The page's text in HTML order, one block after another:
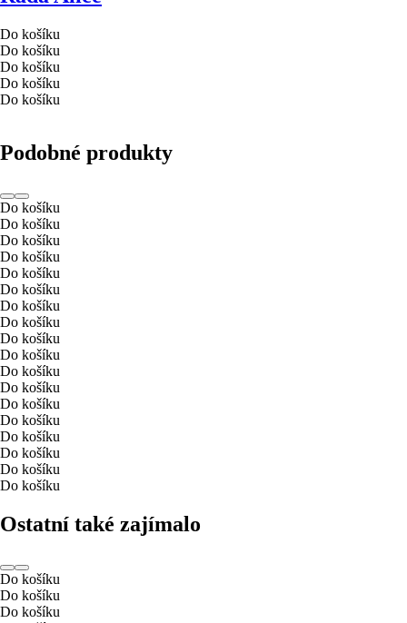
Do košíku
Do košíku
Do košíku
Do košíku
Do košíku
Podobné produkty
Do košíku
Do košíku
Do košíku
Do košíku
Do košíku
Do košíku
Do košíku
Do košíku
Do košíku
Do košíku
Do košíku
Do košíku
Do košíku
Do košíku
Do košíku
Do košíku
Do košíku
Do košíku
Ostatní také zajímalo
Do košíku
Do košíku
Do košíku